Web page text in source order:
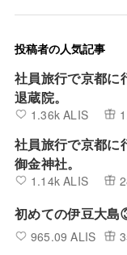
投稿者の人気記事
社員旅行で京都に
退蔵院。
1.36k ALIS
社員旅行で京都に
御金神社。
1.14k ALIS
初めての伊豆大島
965.09 ALIS